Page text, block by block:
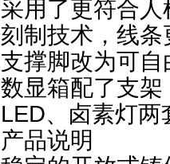
采用了更符合
刻制技术，线
支撑脚改为可
数显箱配了支
LED、卤素灯
产品说明